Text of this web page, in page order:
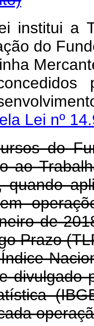
institui a
do
Lei nº
do
ao
quando
de
Prazo
divulgado